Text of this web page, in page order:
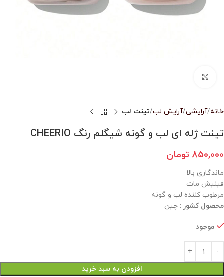
خانه آرایشی آرایش لب تینت لب
تینت ژله ای لب و گونه شیگلم رنگ CHEERIO
850,000 تومان
ماندگاری بالا
فینیش مات
مرطوب کننده لب و گونه
محصول کشور : چین
موجود
افزودن به سبد خرید